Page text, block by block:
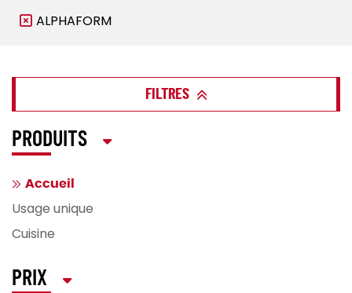
ALPHAFORM
FILTRES
PRODUITS
Accueil
Usage unique
Cuisine
PRIX